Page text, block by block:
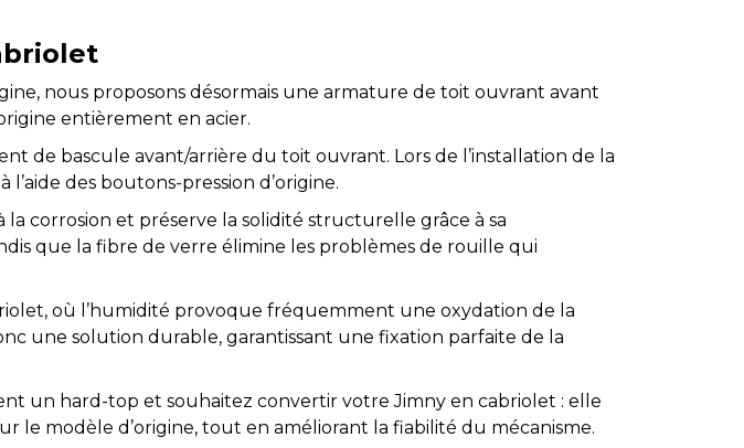
nous proposons désormais une armature de toit ouvrant avant
entièrement en acier.
de bascule avant/arrière du toit ouvrant. Lors de l’installation de la
l’aide des boutons-pression d’origine.
la corrosion et préserve la solidité structurelle grâce à sa
que la fibre de verre élimine les problèmes de rouille qui
, où l’humidité provoque fréquemment une oxydation de la
une solution durable, garantissant une fixation parfaite de la
un hard-top et souhaitez convertir votre Jimny en cabriolet : elle
le modèle d’origine, tout en améliorant la fiabilité du mécanisme.